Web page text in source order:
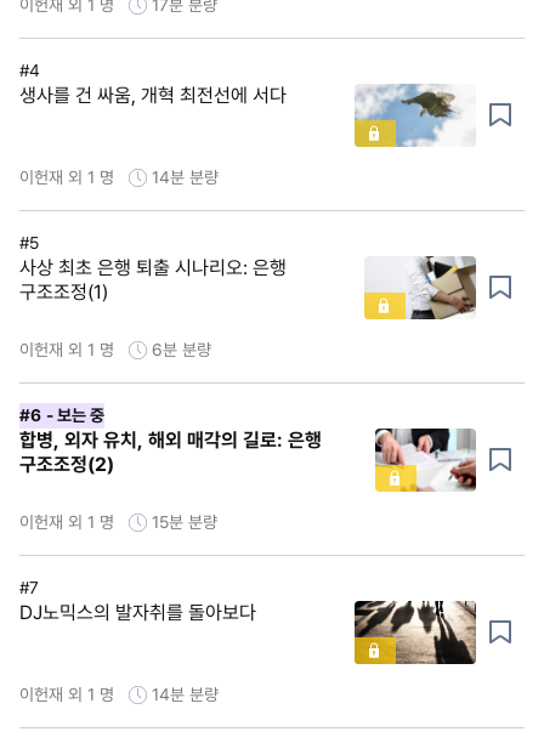
이헌재 외 1 명 17분 분량
#4
생사를 건 싸움, 개혁 최전선에 서다
이헌재 외 1 명 14분 분량
#5
사상 최초 은행 퇴출 시나리오: 은행
구조조정(1)
이헌재 외 1 명 6분 분량
#6 - 보는 중
합병, 외자 유치, 해외 매각의 길로: 은행
구조조정(2)
이헌재 외 1 명 15분 분량
#7
DJ노믹스의 발자취를 돌아보다
이헌재 외 1 명 14분 분량